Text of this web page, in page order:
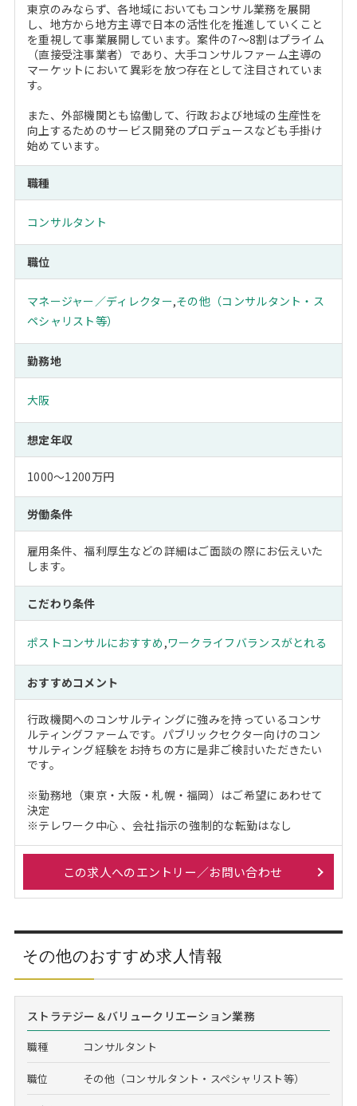
東京のみならず、各地域においてもコンサル業務を展開
し、地方から地方主導で日本の活性化を推進していくこと
を重視して事業展開しています。案件の7～8割はプライム
（直接受注事業者）であり、大手コンサルファーム主導の
マーケットにおいて異彩を放つ存在として注目されていま
す。
また、外部機関とも協働して、行政および地域の生産性を
向上するためのサービス開発のプロデュースなども手掛け
始めています。
職種
コンサルタント
職位
マネージャー／ディレクター,その他（コンサルタント・ス
ペシャリスト等）
勤務地
大阪
想定年収
1000～1200万円
労働条件
雇用条件、福利厚生などの詳細はご面談の際にお伝えいた
します。
こだわり条件
ポストコンサルにおすすめ ,ワークライフバランスがとれる
おすすめコメント
行政機関へのコンサルティングに強みを持っているコンサ
ルティングファームです。パブリックセクター向けのコン
サルティング経験をお持ちの方に是非ご検討いただきたい
です。
※勤務地（東京・大阪・札幌・福岡）はご希望にあわせて
決定
※テレワーク中心 、会社指示の強制的な転勤はなし
この求人へのエントリー／お問い合わせ
その他のおすすめ求人情報
ストラテジー＆バリュークリエーション業務
職種 コンサルタント
職位 その他（コンサルタント・スペシャリスト等）